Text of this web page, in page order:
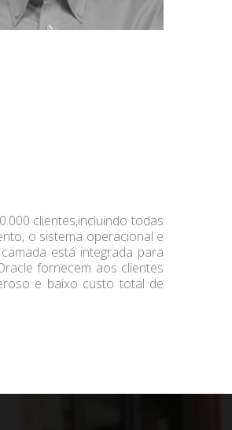
clientes,incluindo todas
o sistema operacional e
está integrada para
fornecem aos clientes
e baixo custo total de